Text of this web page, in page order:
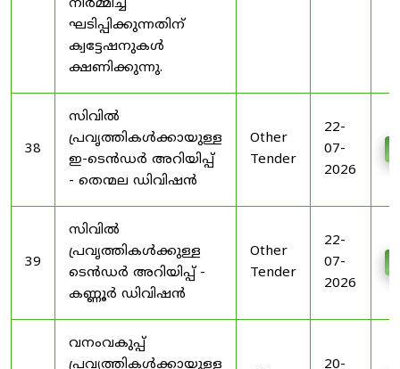
നിർമ്മിച്ച്
ഘടിപ്പിക്കുന്നതിന്
ക്വട്ടേഷനുകൾ
ക്ഷണിക്കുന്നു.
38
സിവിൽ
പ്രവൃത്തികൾക്കായുള്ള
ഇ-ടെൻഡർ അറിയിപ്പ്
- തെന്മല ഡിവിഷൻ
Other
Tender
22-
07-
2026
39
സിവിൽ
പ്രവൃത്തികൾക്കുള്ള
ടെൻഡർ അറിയിപ്പ് -
കണ്ണൂർ ഡിവിഷൻ
Other
Tender
22-
07-
2026
വനംവകുപ്പ്
പ്രവൃത്തികൾക്കായുള്ള
20-